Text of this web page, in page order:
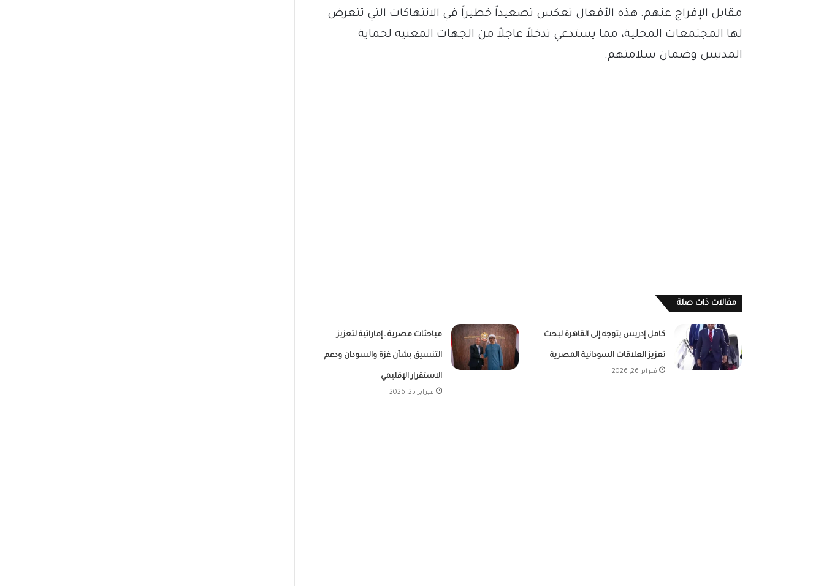
مقابل الإفراج عنهم. هذه الأفعال تعكس تصعيداً خطيراً في الانتهاكات التي تتعرض
لها المجتمعات المحلية، مما يستدعي تدخلاً عاجلاً من الجهات المعنية لحماية
المدنيين وضمان سلامتهم.
مقالات ذات صلة
كامل إدريس يتوجه إلى القاهرة لبحث
تعزيز العلاقات السودانية المصرية
فبراير 26, 2026
مباحثات مصرية ـ إماراتية لتعزيز
التنسيق بشأن غزة والسودان ودعم
الاستقرار الإقليمي
فبراير 25, 2026